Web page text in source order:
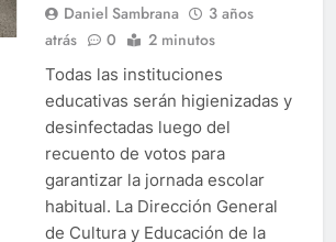
Daniel Sambrana
3 años
atrás
0 2 minutos
Todas las instituciones
educativas serán higienizadas y
desinfectadas luego del
recuento de votos para
garantizar la jornada escolar
habitual. La Dirección General
de Cultura y Educación de la